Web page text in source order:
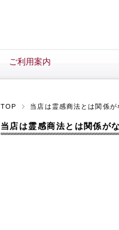
ご利用案内
TOP 当店は霊感商法とは関係
当店は霊感商法とは関係が